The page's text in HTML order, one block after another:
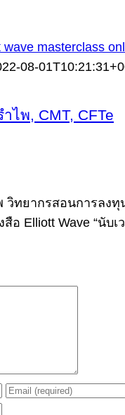
08-
ไพ, CMT, CFTe
ทยากรสอนการลงทุ
อ Elliott Wave “นับเ